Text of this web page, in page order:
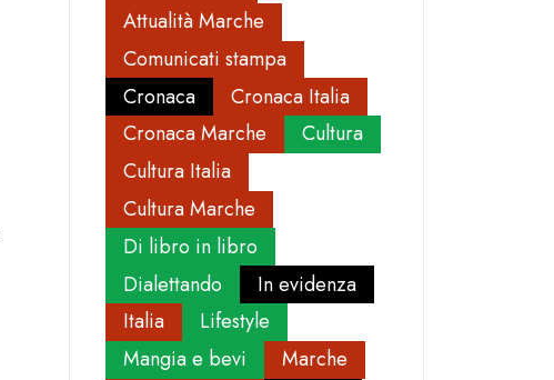
Attualità Marche
Comunicati stampa
Cronaca
Cronaca Italia
Cronaca Marche
Cultura
Cultura Italia
Cultura Marche
Di libro in libro
Dialettando
In evidenza
Italia
Lifestyle
Mangia e bevi
Marche